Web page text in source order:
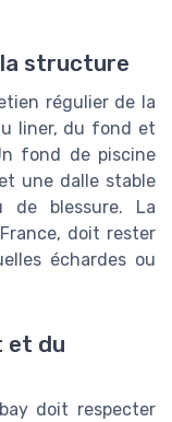
structure
régulier de la
liner, du fond et
fond de piscine
une dalle stable
de blessure. La
doit rester
échardes ou
et du
doit respecter